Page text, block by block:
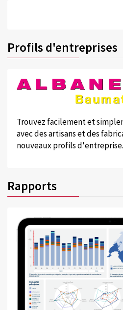
Profils d'entreprises
Trouvez facilement et
avec des artisans et des
nouveaux profils d'entreprise.
Rapports